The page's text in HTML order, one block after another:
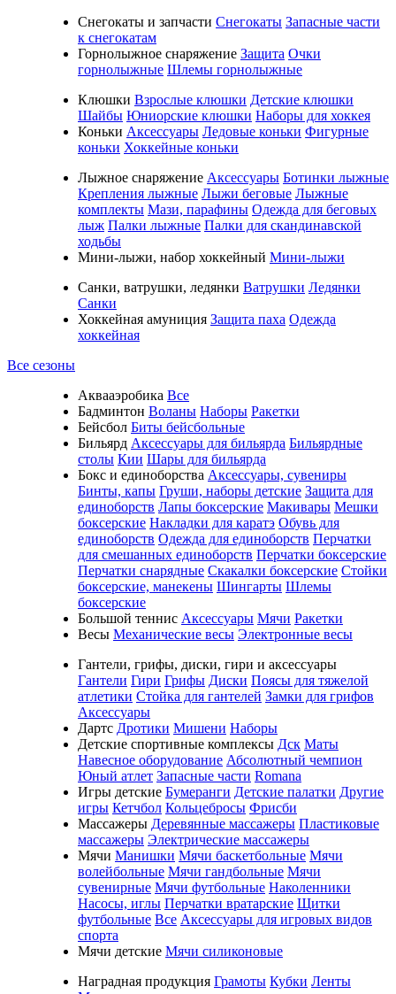
Cнегокаты и запчасти Снегокаты Запасные части
к снегокатам
Горнолыжное снаряжение Защита Очки
горнолыжные Шлемы горнолыжные
Клюшки Взрослые клюшки Детские клюшки
Шайбы Юниорские клюшки Наборы для хоккея
Коньки Аксессуары Ледовые коньки Фигурные
коньки Хоккейные коньки
Лыжное снаряжение Аксессуары Ботинки лыжные
Крепления лыжные Лыжи беговые Лыжные
комплекты Мази, парафины Одежда для беговых
лыж Палки лыжные Палки для скандинавской
ходьбы
Мини-лыжи, набор хоккейный Мини-лыжи
Санки, ватрушки, ледянки Ватрушки Ледянки
Санки
Хоккейная амуниция Защита паха Одежда
хоккейная
Все сезоны
Аквааэробика Все
Бадминтон Воланы Наборы Ракетки
Бейсбол Биты бейсбольные
Бильярд Аксессуары для бильярда Бильярдные
столы Кии Шары для бильярда
Бокс и единоборства Аксессуары, сувениры
Бинты, капы Груши, наборы детские Защита для
единоборств Лапы боксерские Макивары Мешки
боксерские Накладки для каратэ Обувь для
единоборств Одежда для единоборств Перчатки
для смешанных единоборств Перчатки боксерские
Перчатки снарядные Скакалки боксерские Стойки
боксерские, манекены Шингарты Шлемы
боксерские
Большой теннис Аксессуары Мячи Ракетки
Весы Механические весы Электронные весы
Гантели, грифы, диски, гири и аксессуары
Гантели Гири Грифы Диски Поясы для тяжелой
атлетики Стойка для гантелей Замки для грифов
Аксессуары
Дартс Дротики Мишени Наборы
Детские спортивные комплексы Дск Маты
Навесное оборудование Абсолютный чемпион
Юный атлет Запасные части Romana
Игры детские Бумеранги Детские палатки Другие
игры Кетчбол Кольцебросы Фрисби
Массажеры Деревянные массажеры Пластиковые
массажеры Электрические массажеры
Мячи Манишки Мячи баскетбольные Мячи
волейбольные Мячи гандбольные Мячи
сувенирные Мячи футбольные Наколенники
Насосы, иглы Перчатки вратарские Щитки
футбольные Все Аксессуары для игровых видов
спорта
Мячи детские Мячи силиконовые
Наградная продукция Грамоты Кубки Ленты